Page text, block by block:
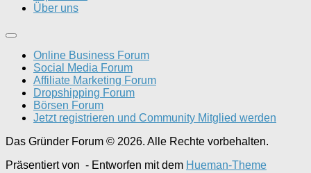
Über uns
Online Business Forum
Social Media Forum
Affiliate Marketing Forum
Dropshipping Forum
Börsen Forum
Jetzt registrieren und Community Mitglied werden
Das Gründer Forum © 2026. Alle Rechte vorbehalten.
Präsentiert von - Entworfen mit dem Hueman-Theme